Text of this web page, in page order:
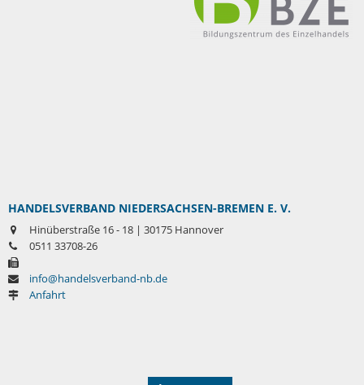
HANDELSVERBAND NIEDERSACHSEN-BREMEN E. V.
Hinüberstraße 16 - 18 | 30175 Hannover
0511 33708-26
info@handelsverband-nb.de
Anfahrt